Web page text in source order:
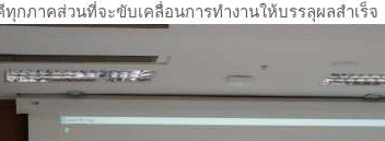
กภาคส่วนที่จะขับเคลื่อนการทำงานให้บรรลุผลสำเร็จ